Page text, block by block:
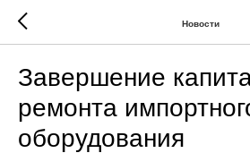
Новости
Завершение
ремонта
оборудования